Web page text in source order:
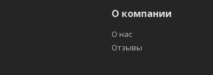
О компании
О нас
Отзывы